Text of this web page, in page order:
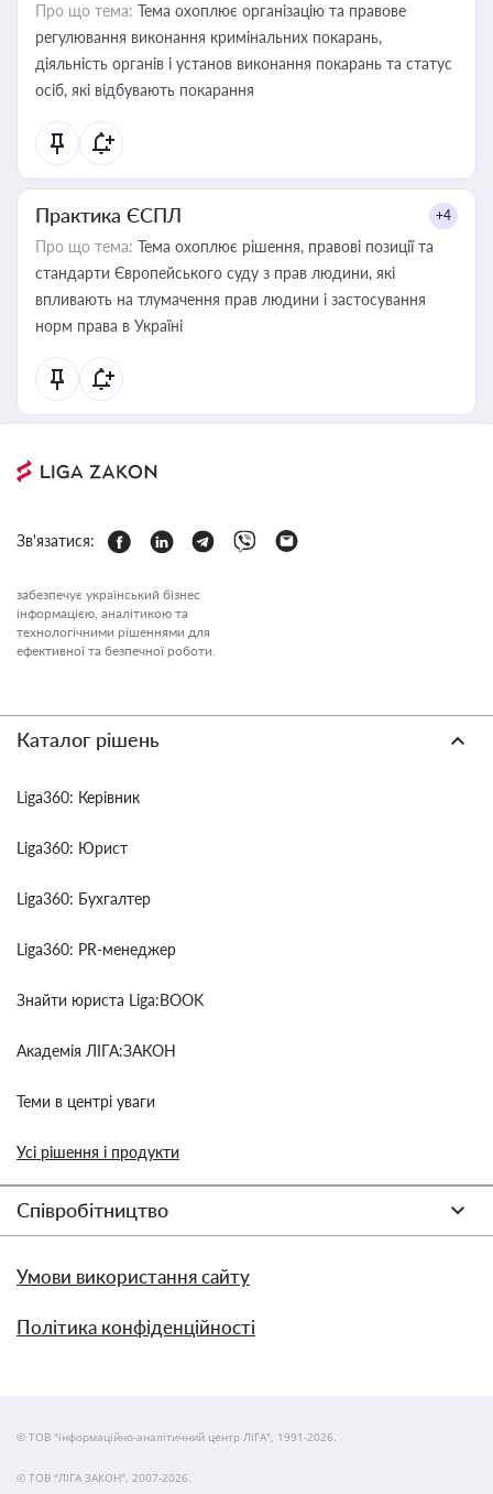
Про що тема: Тема охоплює організацію та правове
регулювання виконання кримінальних покарань,
діяльність органів і установ виконання покарань та статус
осіб, які відбувають покарання
Практика ЄСПЛ +4
Про що тема: Тема охоплює рішення, правові позиції та
стандарти Європейського суду з прав людини, які
впливають на тлумачення прав людини і застосування
норм права в Україні
Зв'язатися:
забезпечує український бізнес
інформацією, аналітикою та
технологічними рішеннями для
ефективної та безпечної роботи.
Каталог рішень
Liga360: Керівник
Liga360: Юрист
Liga360: Бухгалтер
Liga360: PR-менеджер
Знайти юриста Liga:BOOK
Академія ЛІГА:ЗАКОН
Теми в центрі уваги
Усі рішення і продукти
Співробітництво
Умови використання сайту
Політика конфіденційності
© ТОВ "інформаційно-аналітичний центр ЛІГА", 1991-2026.
© ТОВ "ЛІГА ЗАКОН", 2007-2026.